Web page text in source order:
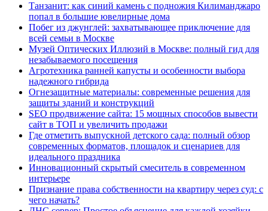
Танзанит: как синий камень с подножия Килиманджаро
попал в большие ювелирные дома
Побег из джунглей: захватывающее приключение для
всей семьи в Москве
Музей Оптических Иллюзий в Москве: полный гид для
незабываемого посещения
Агротехника ранней капусты и особенности выбора
надежного гибрида
Огнезащитные материалы: современные решения для
защиты зданий и конструкций
SEO продвижение сайта: 15 мощных способов вывести
сайт в ТОП и увеличить продажи
Где отметить выпускной детского сада: полный обзор
современных форматов, площадок и сценариев для
идеального праздника
Инновационный скрытый смеситель в современном
интерьере
Признание права собственности на квартиру через суд: с
чего начать?